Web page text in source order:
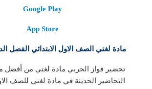
Google Play
App Store
مادة لغتي الصف الاول الابتدائي الفصل
تحضير فواز الحربي مادة لغتي من أفضل
التحاضير الحديثة في مادة لغتي للصف